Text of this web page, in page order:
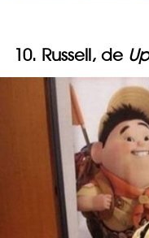
10. Russell, de Up